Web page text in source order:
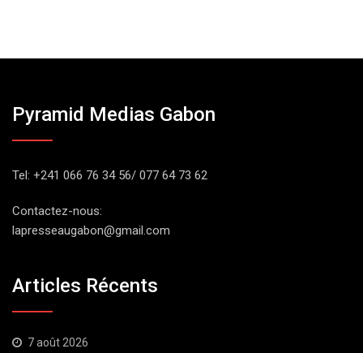
Pyramid Medias Gabon
Tel: +241 066 76 34 56/ 077 64 73 62
Contactez-nous:
lapresseaugabon@gmail.com
Articles Récents
7 août 2026